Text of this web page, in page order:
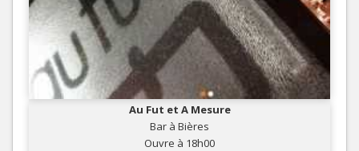
Au Fut et A Mesure
Bar à Bières
Ouvre à 18h00